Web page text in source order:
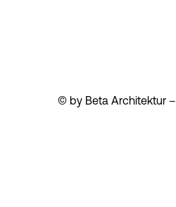
© by Beta Architektur –